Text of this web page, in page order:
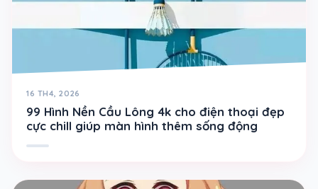
16 TH4, 2026
99 Hình Nền Cầu Lông 4k cho điện thoại đẹp
cực chill giúp màn hình thêm sống động